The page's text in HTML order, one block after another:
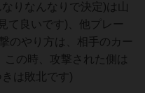
りなんなりで決定)は山
て良いです)、他プレー
のやり方は、相手のカー
この時、攻撃された側は
は敗北です)